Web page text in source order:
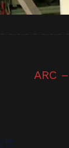
ARC